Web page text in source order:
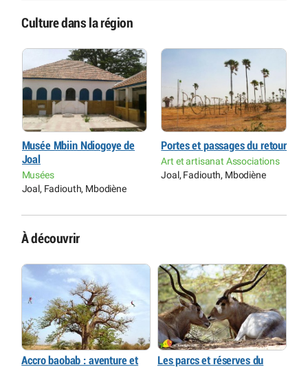
Culture dans la région
Musée Mbiin Ndiogoye de
Joal
Musées
Joal, Fadiouth, Mbodiène
Portes et passages du retour
Art et artisanat Associations
Joal, Fadiouth, Mbodiène
À découvrir
Accro baobab : aventure et
Les parcs et réserves du